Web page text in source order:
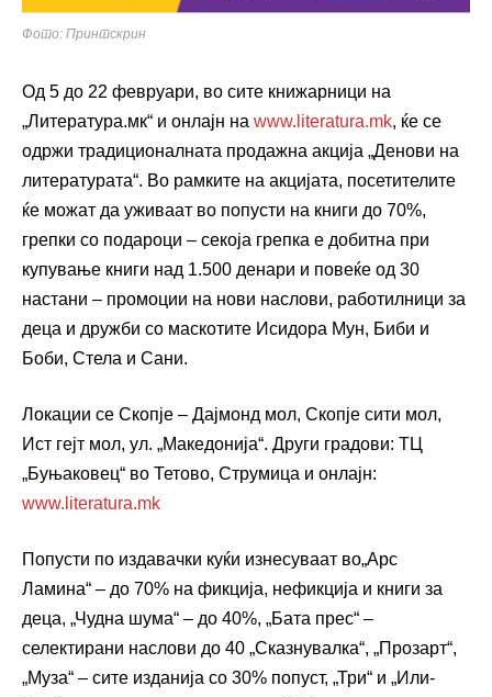
Фото: Принтскрин
Од 5 до 22 февруари, во сите книжарници на
„Литература.мк“ и онлајн на www.literatura.mk, ќе се
одржи традиционалната продажна акција „Денови на
литературата“. Во рамките на акцијата, посетителите
ќе можат да уживаат во попусти на книги до 70%,
грепки со подароци – секоја грепка е добитна при
купување книги над 1.500 денари и повеќе од 30
настани – промоции на нови наслови, работилници за
деца и дружби со маскотите Исидора Мун, Биби и
Боби, Стела и Сани.
Локации се Скопје – Дајмонд мол, Скопје сити мол,
Ист гејт мол, ул. „Македонија“. Други градови: ТЦ
„Буњаковец“ во Тетово, Струмица и онлајн:
www.literatura.mk
Попусти по издавачки куќи изнесуваат во„Арс
Ламина“ – до 70% на фикција, нефикција и книги за
деца, „Чудна шума“ – до 40%, „Бата прес“ –
селектирани наслови до 40 „Сказнувалка“, „Прозарт“,
„Муза“ – сите изданија со 30% попуст, „Три“ и „Или-